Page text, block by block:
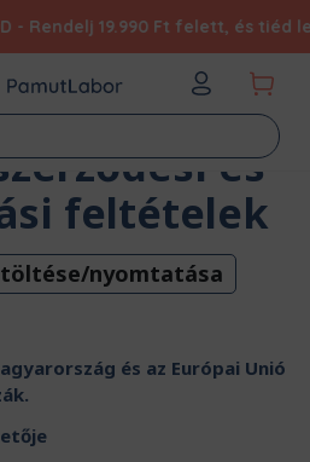
19.990 Ft felett, és tiéd lehet
és
feltételek
nyomtatása
és az Európai Unió